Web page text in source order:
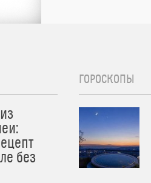
без
ГОРОСКОПЫ